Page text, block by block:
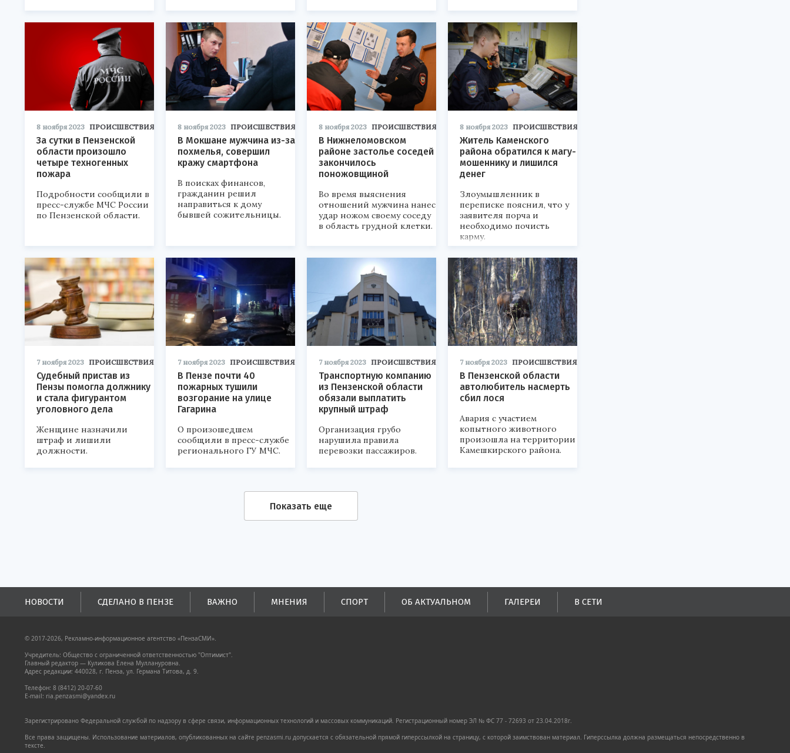
8 ноября 2023 ПРОИСШЕСТВИЯ
За сутки в Пензенской
области произошло
четыре техногенных
пожара
Подробности сообщили в
пресс-службе МЧС России
по Пензенской области.
8 ноября 2023 ПРОИСШЕСТВИЯ
В Мокшане мужчина из-за
похмелья, совершил
кражу смартфона
В поисках финансов,
гражданин решил
направиться к дому
бывшей сожительницы.
8 ноября 2023 ПРОИСШЕСТВИЯ
В Нижнеломовском
районе застолье соседей
закончилось
поножовщиной
Во время выяснения
отношений мужчина нанес
удар ножом своему соседу
в область грудной клетки.
8 ноября 2023 ПРОИСШЕСТВИЯ
Житель Каменского
района обратился к магу-
мошеннику и лишился
денег
Злоумышленник в
переписке пояснил, что у
заявителя порча и
необходимо почисть
карму.
7 ноября 2023 ПРОИСШЕСТВИЯ
Судебный пристав из
Пензы помогла должнику
и стала фигурантом
уголовного дела
Женщине назначили
штраф и лишили
должности.
7 ноября 2023 ПРОИСШЕСТВИЯ
В Пензе почти 40
пожарных тушили
возгорание на улице
Гагарина
О произошедшем
сообщили в пресс-службе
регионального ГУ МЧС.
7 ноября 2023 ПРОИСШЕСТВИЯ
Транспортную компанию
из Пензенской области
обязали выплатить
крупный штраф
Организация грубо
нарушила правила
перевозки пассажиров.
7 ноября 2023 ПРОИСШЕСТВИЯ
В Пензенской области
автолюбитель насмерть
сбил лося
Авария с участием
копытного животного
произошла на территории
Камешкирского района.
Показать еще
НОВОСТИ СДЕЛАНО В ПЕНЗЕ ВАЖНО МНЕНИЯ СПОРТ ОБ АКТУАЛЬНОМ ГАЛЕРЕИ В СЕТИ
© 2017-2026, Рекламно-информационное агентство «ПензаСМИ».
Учредитель: Общество с ограниченной ответственностью "Оптимист".
Главный редактор — Куликова Елена Муллануровна.
Адрес редакции: 440028, г. Пенза, ул. Германа Титова, д. 9.
Телефон: 8 (8412) 20-07-60
E-mail: ria.penzasmi@yandex.ru
Зарегистрировано Федеральной службой по надзору в сфере связи, информационных технологий и массовых коммуникаций. Регистрационный номер ЭЛ № ФС 77 - 72693 от 23.04.2018г.
Все права защищены. Использование материалов, опубликованных на сайте penzasmi.ru допускается с обязательной прямой гиперссылкой на страницу, с которой заимствован материал. Гиперссылка должна размещаться непосредственно в
тексте.